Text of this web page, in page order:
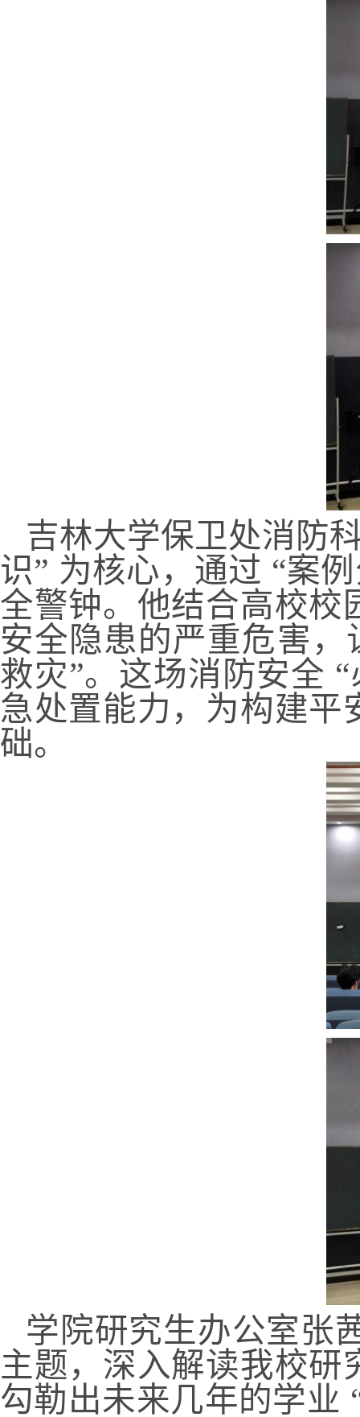
吉林大学保卫处消防
识” 为核心，通过 “案
全警钟。他结合高校校
安全隐患的严重危害
救灾”。这场消防安全
急处置能力，为构建平
础。
学院研究生办公室张
主题，深入解读我校
勾勒出未来几年的学业